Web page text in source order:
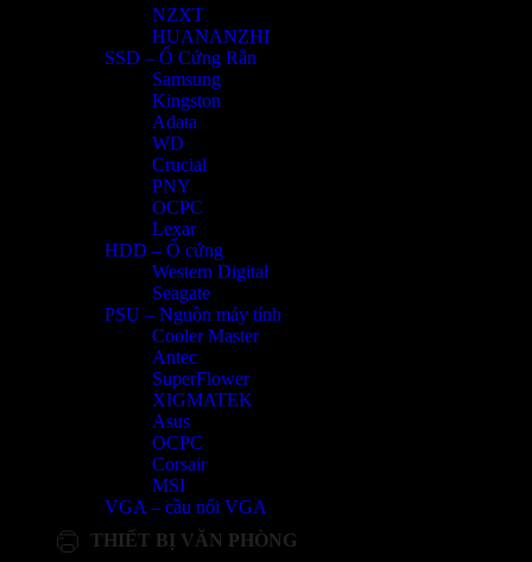
NZXT
HUANANZHI
SSD – Ổ Cứng Rắn
Samsung
Kingston
Adata
WD
Crucial
PNY
OCPC
Lexar
HDD – Ổ cứng
Western Digital
Seagate
PSU – Nguồn máy tính
Cooler Master
Antec
SuperFlower
XIGMATEK
Asus
OCPC
Corsair
MSI
VGA – cầu nối VGA
THIẾT BỊ VĂN PHÒNG